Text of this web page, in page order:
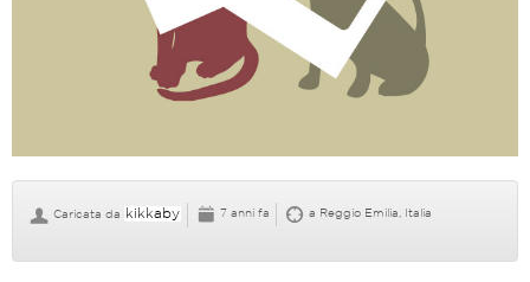
Caricata da kikkaby 7 anni fa a Reggio Emilia, Italia